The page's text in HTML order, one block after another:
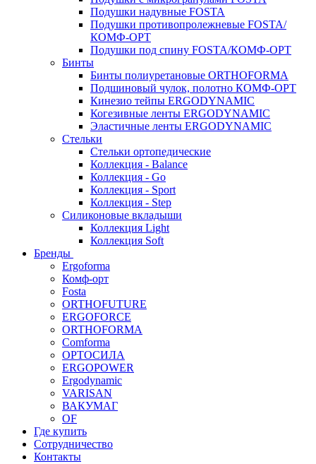
Подушки надувные FOSTA
Подушки противопролежневые FOSTA/
КОМФ-ОРТ
Подушки под спину FOSTA/КОМФ-ОРТ
Бинты
Бинты полиуретановые ORTHOFORMA
Подшиновый чулок, полотно КОМФ-ОРТ
Кинезио тейпы ERGODYNAMIC
Когезивные ленты ERGODYNAMIC
Эластичные ленты ERGODYNAMIC
Стельки
Стельки ортопедические
Коллекция - Balance
Коллекция - Go
Коллекция - Sport
Коллекция - Step
Силиконовые вкладыши
Коллекция Light
Коллекция Soft
Бренды
Ergoforma
Комф-орт
Fosta
ORTHOFUTURE
ERGOFORCE
ORTHOFORMA
Comforma
ОРТОСИЛА
ERGOPOWER
Ergodynamic
VARISAN
ВАКУМАГ
OF
Где купить
Сотрудничество
Контакты